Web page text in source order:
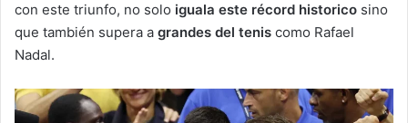
con este triunfo, no solo iguala este récord historico sino
que también supera a grandes del tenis como Rafael
Nadal.